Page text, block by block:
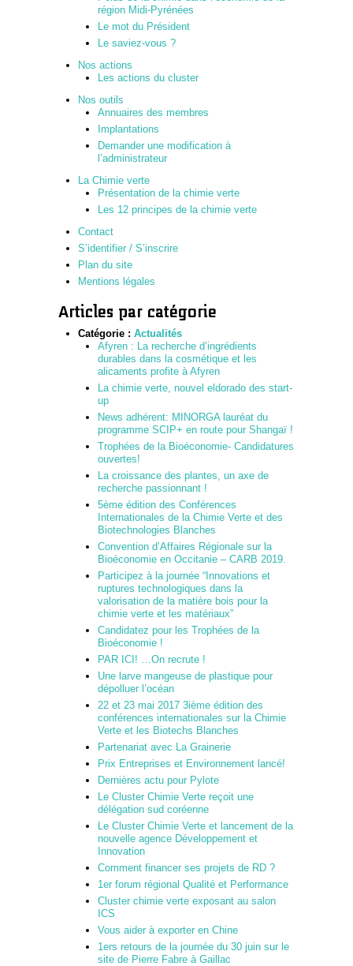
région Midi-Pyrénées
Le mot du Président
Le saviez-vous ?
Nos actions
Les actions du cluster
Nos outils
Annuaires des membres
Implantations
Demander une modification à
l’administrateur
La Chimie verte
Présentation de la chimie verte
Les 12 principes de la chimie verte
Contact
S’identifier / S’inscrire
Plan du site
Mentions légales
Articles par catégorie
Catégorie : Actualités
Afyren : La recherche d’ingrédients
durables dans la cosmétique et les
alicaments profite à Afyren
La chimie verte, nouvel eldorado des start-
up
News adhérent: MINORGA lauréat du
programme SCIP+ en route pour Shangaï !
Trophées de la Bioéconomie- Candidatures
ouvertes!
La croissance des plantes, un axe de
recherche passionnant !
5ème édition des Conférences
Internationales de la Chimie Verte et des
Biotechnologies Blanches
Convention d’Affaires Régionale sur la
Bioéconomie en Occitanie – CARB 2019.
Participez à la journée “Innovations et
ruptures technologiques dans la
valorisation de la matière bois pour la
chimie verte et les matériaux”
Candidatez pour les Trophées de la
Bioéconomie !
PAR ICI! …On recrute !
Une larve mangeuse de plastique pour
dépolluer l’océan
22 et 23 mai 2017 3ième édition des
conférences internationales sur la Chimie
Verte et les Biotechs Blanches
Partenariat avec La Grainerie
Prix Entreprises et Environnement lancé!
Dernières actu pour Pylote
Le Cluster Chimie Verte reçoit une
délégation sud coréenne
Le Cluster Chimie Verte et lancement de la
nouvelle agence Développement et
Innovation
Comment financer ses projets de RD ?
1er forum régional Qualité et Performance
Cluster chimie verte exposant au salon
ICS
Vous aider à exporter en Chine
1ers retours de la journée du 30 juin sur le
site de Pierre Fabre à Gaillac